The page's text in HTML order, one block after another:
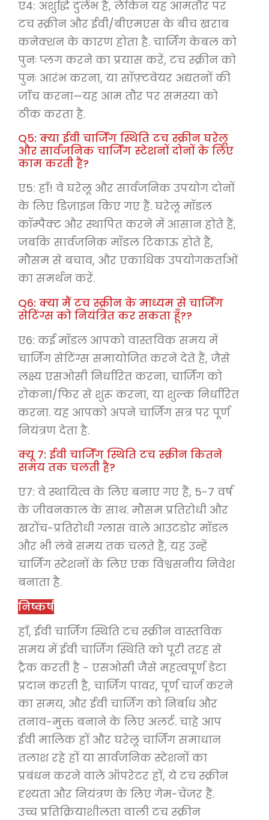
ए4: अशुद्धि दुर्लभ है, लेकिन यह आमतौर पर
टच स्क्रीन और ईवी/बीएमएस के बीच खराब
कनेक्शन के कारण होता है. चार्जिंग केबल को
पुनः प्लग करने का प्रयास करें, टच स्क्रीन को
पुनः आरंभ करना, या सॉफ़्टवेयर अद्यतनों की
जाँच करना—यह आम तौर पर समस्या को
ठीक करता है.
Q5: क्या ईवी चार्जिंग स्थिति टच स्क्रीन घरेलू
और सार्वजनिक चार्जिंग स्टेशनों दोनों के लिए
काम करती है?
ए5: हाँ! वे घरेलू और सार्वजनिक उपयोग दोनों
के लिए डिज़ाइन किए गए हैं. घरेलू मॉडल
कॉम्पैक्ट और स्थापित करने में आसान होते हैं,
जबकि सार्वजनिक मॉडल टिकाऊ होते हैं,
मौसम से बचाव, और एकाधिक उपयोगकर्ताओं
का समर्थन करें.
Q6: क्या मैं टच स्क्रीन के माध्यम से चार्जिंग
सेटिंग्स को नियंत्रित कर सकता हूँ??
ए6: कई मॉडल आपको वास्तविक समय में
चार्जिंग सेटिंग्स समायोजित करने देते हैं, जैसे
लक्ष्य एसओसी निर्धारित करना, चार्जिंग को
रोकना/फिर से शुरू करना, या शुल्क निर्धारित
करना. यह आपको अपने चार्जिंग सत्र पर पूर्ण
नियंत्रण देता है.
क्यू 7: ईवी चार्जिंग स्थिति टच स्क्रीन कितने
समय तक चलती है?
ए7: वे स्थायित्व के लिए बनाए गए हैं, 5-7 वर्ष
के जीवनकाल के साथ. मौसम प्रतिरोधी और
खरोंच-प्रतिरोधी ग्लास वाले आउटडोर मॉडल
और भी लंबे समय तक चलते हैं, यह उन्हें
चार्जिंग स्टेशनों के लिए एक विश्वसनीय निवेश
बनाता है.
निष्कर्ष
हाँ, ईवी चार्जिंग स्थिति टच स्क्रीन वास्तविक
समय में ईवी चार्जिंग स्थिति को पूरी तरह से
ट्रैक करती है - एसओसी जैसे महत्वपूर्ण डेटा
प्रदान करती है, चार्जिंग पावर, पूर्ण चार्ज करने
का समय, और ईवी चार्जिंग को निर्बाध और
तनाव-मुक्त बनाने के लिए अलर्ट. चाहे आप
ईवी मालिक हों और घरेलू चार्जिंग समाधान
तलाश रहे हों या सार्वजनिक स्टेशनों का
प्रबंधन करने वाले ऑपरेटर हों, ये टच स्क्रीन
दृश्यता और नियंत्रण के लिए गेम-चेंजर हैं.
उच्च प्रतिक्रियाशीलता वाली टच स्क्रीन